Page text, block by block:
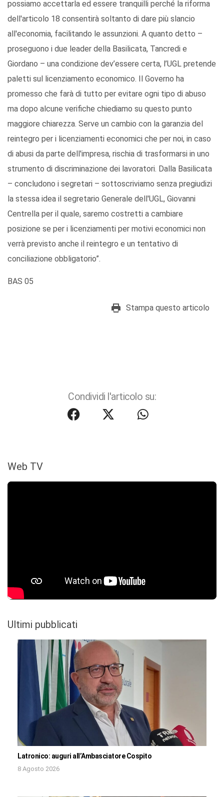
possiamo accettarla ed essere tranquilli perché la riforma
dell'articolo 18 consentirà soltanto di dare più slancio
all'economia, facilitando le assunzioni. A quanto detto –
proseguono i due leader della Basilicata, Tancredi e
Giordano – una condizione dev’essere certa, l’UGL pretende
paletti sul licenziamento economico. Il Governo ha
promesso che farà di tutto per evitare ogni tipo di abuso
ma dopo alcune verifiche chiediamo su questo punto
maggiore chiarezza. Serve un cambio con la garanzia del
reintegro per i licenziamenti economici che per noi, in caso
di abusi da parte dell'impresa, rischia di trasformarsi in uno
strumento di discriminazione dei lavoratori. Dalla Basilicata
– concludono i segretari – sottoscriviamo senza pregiudizi
la stessa idea il segretario Generale dell'UGL, Giovanni
Centrella per il quale, saremo costretti a cambiare
posizione se per i licenziamenti per motivi economici non
verrà previsto anche il reintegro e un tentativo di
conciliazione obbligatorio”.
BAS 05
Stampa questo articolo
Condividi l'articolo su:
Web TV
Ultimi pubblicati
Latronico: auguri all’Ambasciatore Cospito
8 Agosto 2026